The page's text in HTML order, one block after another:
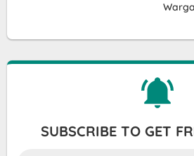
Warga
SUBSCRIBE TO GET